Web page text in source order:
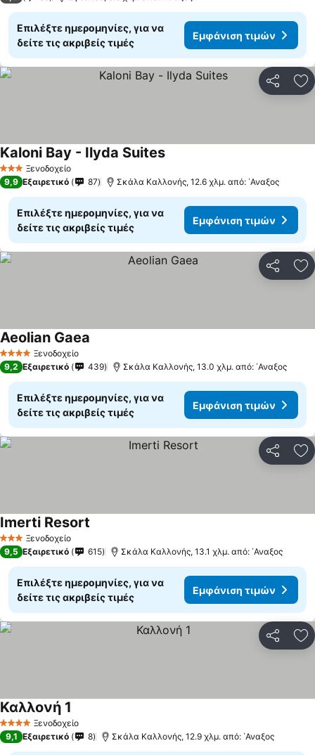
Επιλέξτε ημερομηνίες, για να
δείτε τις ακριβείς τιμές
Εμφάνιση τιμών
3 ΑστέριαΞενοδοχείο
Kaloni Bay - Ilyda SuitesΕμφάνιση τιμών
9,9 Εξαιρετικό 87 Σκάλα Καλλονής, 12.6 χλμ. από: ΄Αναξος
Επιλέξτε ημερομηνίες, για να
δείτε τις ακριβείς τιμές
Εμφάνιση τιμών
4 ΑστέριαΞενοδοχείο
Aeolian Gaea
9,2 Εξαιρετικό 439 Σκάλα Καλλονής, 13.0 χλμ. από: ΄Αναξος
Επιλέξτε ημερομηνίες, για να
δείτε τις ακριβείς τιμές
Εμφάνιση τιμών
3 ΑστέριαΞενοδοχείο
Imerti Resort
9,5 Εξαιρετικό 615 Σκάλα Καλλονής, 13.1 χλμ. από: ΄Αναξος
Επιλέξτε ημερομηνίες, για να
δείτε τις ακριβείς τιμές
Εμφάνιση τιμών
4 ΑστέριαΞενοδοχείο
Καλλονή 1
9,1 Εξαιρετικό 8 Σκάλα Καλλονής, 12.9 χλμ. από: ΄Αναξος